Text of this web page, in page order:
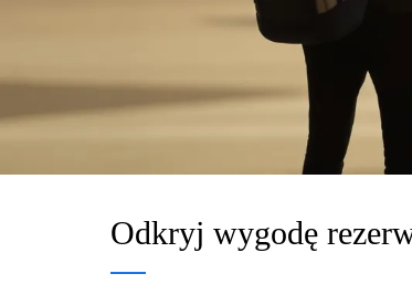
Odkryj wygodę